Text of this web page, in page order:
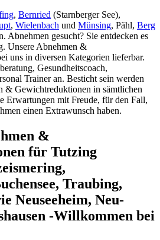
, Bernried (Starnberger See),
, Wielenbach und Münsing, Pähl, Berg
Abnehmen gesucht? Sie entdecken es
Unsere Abnehmen &
uns in diversen Kategorien lieferbar.
Gesundheitscoach,
Trainer an. Besticht sein werden
& Gewichtreduktionen in sämtlichen
Erwartungen mit Freude, für den Fall,
einen Extrawunsch haben.
&
für Tutzing
Traubing,
Neuseeheim, Neu-
-Willkommen bei